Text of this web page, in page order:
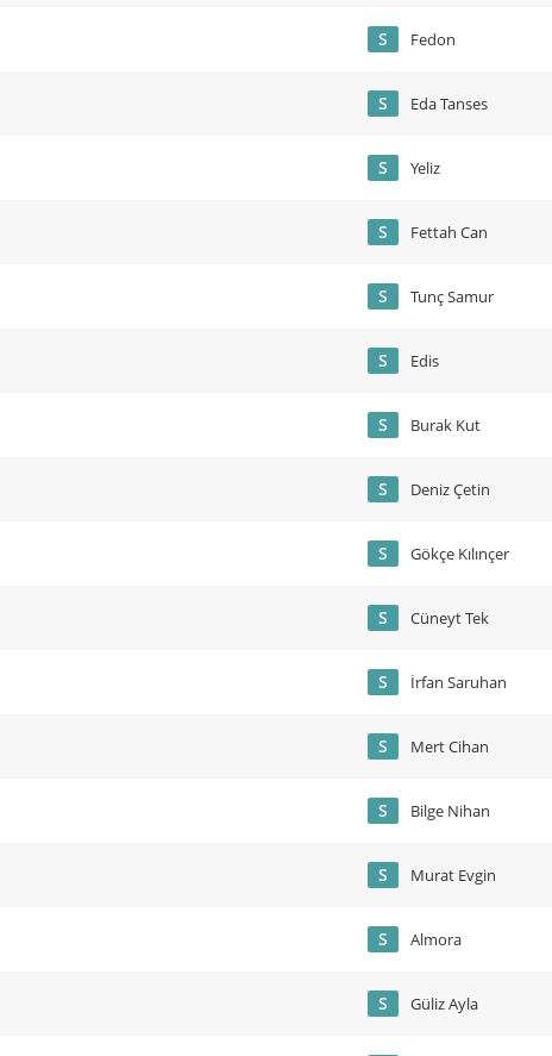
S Fedon
S Eda Tanses
S Yeliz
S Fettah Can
S Tunç Samur
S Edis
S Burak Kut
S Deniz Çetin
S Gökçe Kılınçer
S Cüneyt Tek
S İrfan Saruhan
S Mert Cihan
S Bilge Nihan
S Murat Evgin
S Almora
S Güliz Ayla